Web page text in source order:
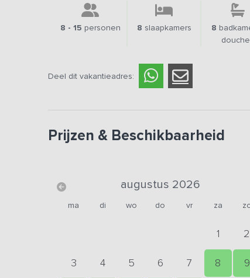
8 - 15 personen 8 slaapkamers 8
Deel dit vakantieadres:
Prijzen & Beschikbaarheid
augustus 2026
ma di wo do vr za
1 2
3 4 5 6 7 8 9